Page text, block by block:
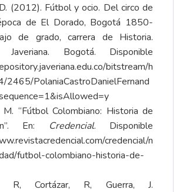
(2012). Fútbol y ocio. Del circo de
de El Dorado, Bogotá 1850-
de grado, carrera de Historia.
Javeriana. Bogotá. Disponible
bitstream/h
2465/PolaniaCastroDanielFernand
M. “Fútbol Colombiano: Historia de
En:
Credencial. Disponible
credencial/n
futbol-colombiano-historia-de-
R, Cortázar, R, Guerra, J.